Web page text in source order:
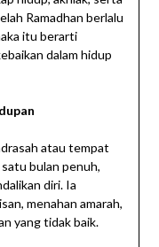
Ramadhan berlalu
itu berarti
dalam hidup
atau tempat
bulan penuh,
diri. Ia
menahan amarah,
yang tidak baik.